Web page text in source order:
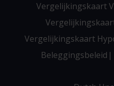
Vergelijkingskaart
Vergelijkingskaart
Beleggingsbeleid